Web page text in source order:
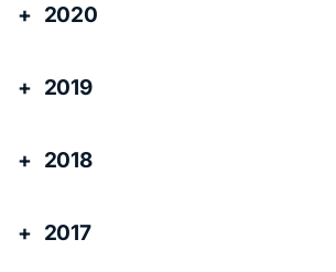
2020
2019
2018
2017